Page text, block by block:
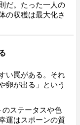
だ。たった一人の
の収穫は最大化さ
い罠がある。それ
卵が出る」という
ステータスや色
運はスポーンの質